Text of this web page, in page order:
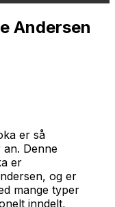
Andersen
er så
an. Denne
er
og er
mange typer
inndelt,